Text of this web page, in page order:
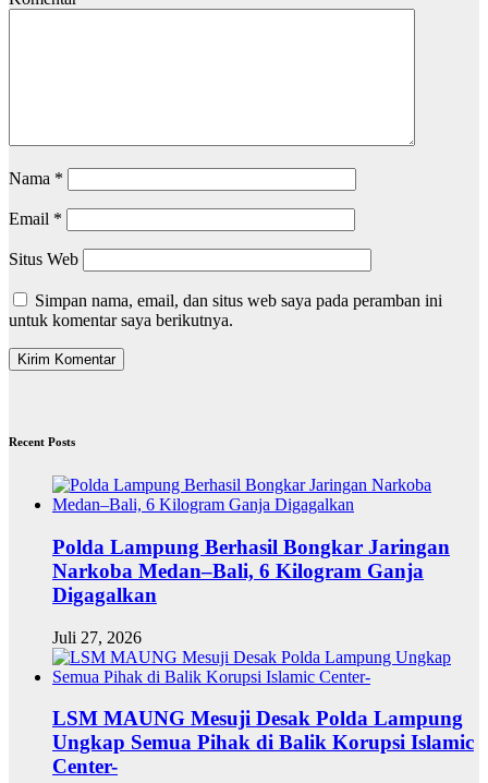
Nama *
Email *
Situs Web
Simpan nama, email, dan situs web saya pada peramban ini
untuk komentar saya berikutnya.
Recent Posts
Polda Lampung Berhasil Bongkar Jaringan
Narkoba Medan–Bali, 6 Kilogram Ganja
Digagalkan
Juli 27, 2026
LSM MAUNG Mesuji Desak Polda Lampung
Ungkap Semua Pihak di Balik Korupsi Islamic
Center-